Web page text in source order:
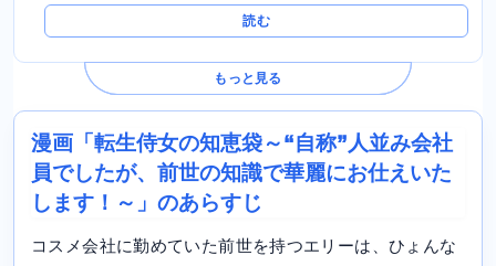
読む
もっと見る
漫画「転生侍女の知恵袋～“自称”人並み会社
員でしたが、前世の知識で華麗にお仕えいた
します！～」のあらすじ
コスメ会社に勤めていた前世を持つエリーは、ひょんな